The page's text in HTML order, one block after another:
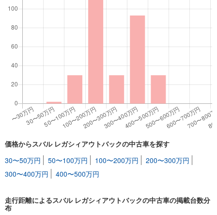
価格からスバル レガシィアウトバックの中古車を探す
30〜50万円
50〜100万円 100〜200万円
200〜300万円
300〜400万円
400〜500万円
走行距離によるスバル レガシィアウトバックの中古車の掲載台数分
布